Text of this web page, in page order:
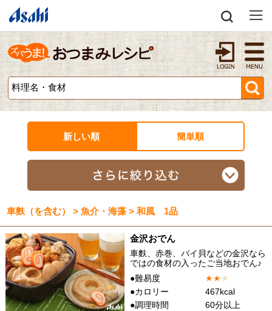
新しい順 簡単順
車麩（を含む） > 魚介・海藻 > 和風 1品
金沢おでん
車麩、赤巻、バイ貝などの金沢なら
ではの食材の入ったご当地おでん♪
●難易度
★★★
●カロリー
467kcal
●調理時間
60分以上